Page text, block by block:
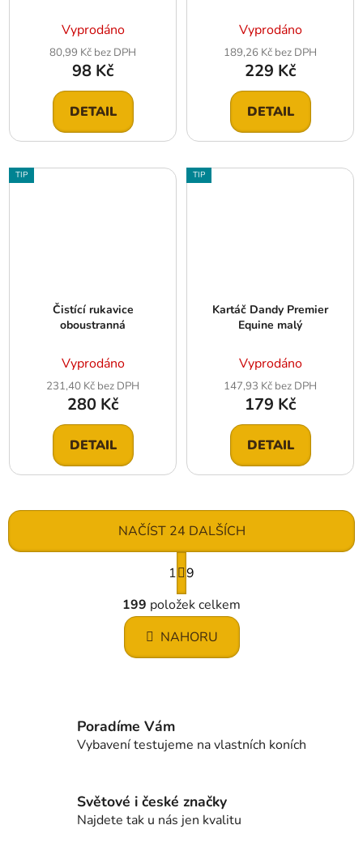
Vyprodáno
80,99 Kč bez DPH
98 Kč
DETAIL
Vyprodáno
189,26 Kč bez DPH
229 Kč
DETAIL
TIP
Čistící rukavice
oboustranná
Vyprodáno
231,40 Kč bez DPH
280 Kč
DETAIL
TIP
Kartáč Dandy Premier
Equine malý
Vyprodáno
147,93 Kč bez DPH
179 Kč
DETAIL
O
v
l
á
d
r
y
v
NAČÍST 24 DALŠÍCH
S
t
r
á
n
k
1 9
199 položek celkem
NAHORU
Poradíme Vám
Vybavení testujeme na vlastních koních
Světové i české značky
Najdete tak u nás jen kvalitu